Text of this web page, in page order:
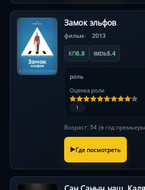
Замок эльфов
фильм 2013
КП6.8 IMDb5.4
роль
Оценка роли
1
Возраст: 54 (в год
Где посмотреть